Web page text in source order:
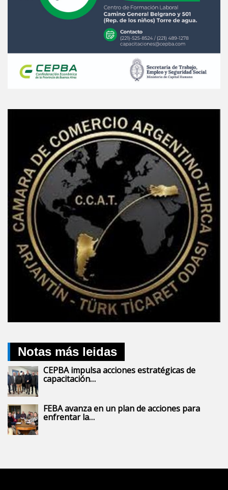
Notas más leidas
CEPBA impulsa acciones estratégicas de
capacitación…
FEBA avanza en un plan de acciones para
enfrentar la…